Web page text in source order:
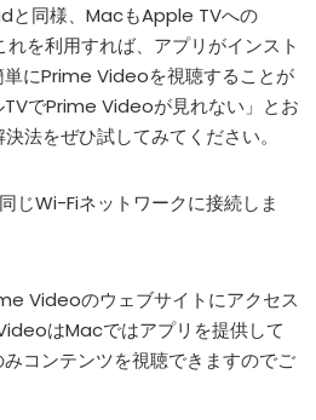
と同様、MacもApple TVへの
を利用すれば、アプリがインスト
にPrime Videoを視聴することが
でPrime Videoが見れない」とお
法をぜひ試してみてください。
じWi-Fiネットワークに接続しま
Videoのウェブサイトにアクセス
はMacではアプリを提供して
コンテンツを視聴できますのでご